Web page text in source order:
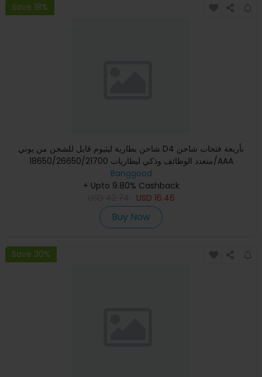
Save 18%
شاحن بطارية ليثيوم قابل للشحن من يوني D4 بأربعة فتحات شاحن
متعدد الوظائف وذكي لبطاريات 18650/26650/21700/AAA
Banggood
+ Upto 9.80% Cashback
USD 16.46
Buy Now
Save 30%